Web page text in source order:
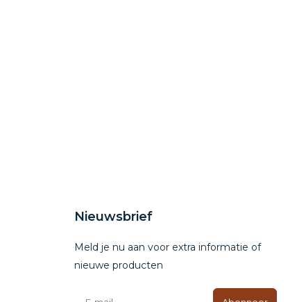
Nieuwsbrief
Meld je nu aan voor extra informatie of
nieuwe producten